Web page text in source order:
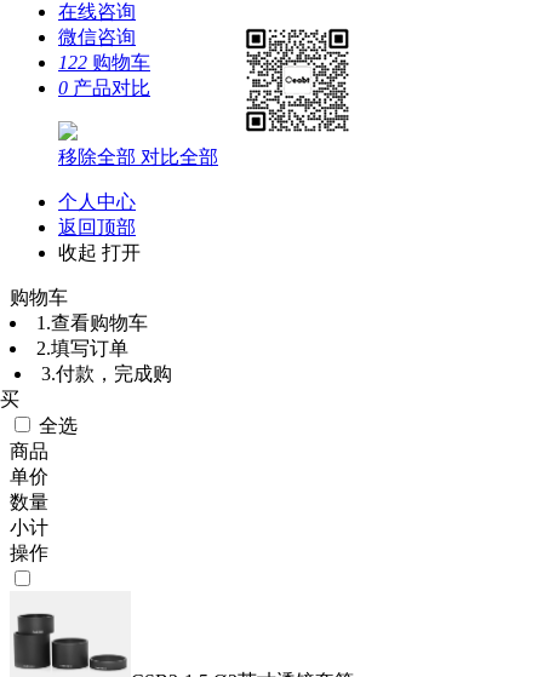
在线咨询
微信咨询
122 购物车
0 产品对比
移除全部 对比全部
个人中心
返回顶部
收起 打开
购物车
1.查看购物车
2.填写订单
3.付款，完成购
买
全选
商品
单价
数量
小计
操作